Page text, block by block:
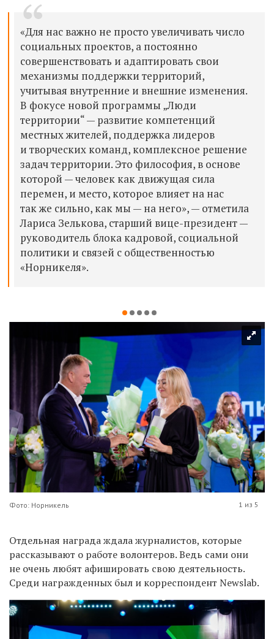
«Для нас важно не просто увеличивать число
социальных проектов, а постоянно
совершенствовать и адаптировать свои
механизмы поддержки территорий,
учитывая внутренние и внешние изменения.
В фокусе новой программы „Люди
территории“ — развитие компетенций
местных жителей, поддержка лидеров
и творческих команд, комплексное решение
задач территории. Это философия, в основе
которой — человек как движущая сила
перемен, и место, которое влияет на нас
так же сильно, как мы — на него», — отметила
Лариса Зелькова, старший вице-президент —
руководитель блока кадровой, социальной
политики и связей с общественностью
«Норникеля».
Фото: Норникель 1 из 5
Отдельная награда ждала журналистов, которые
рассказывают о работе волонтеров. Ведь сами они
не очень любят афишировать свою деятельность.
Среди награжденных был и корреспондент Newslab.